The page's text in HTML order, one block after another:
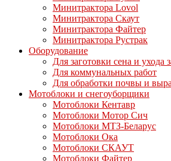
Минитрактора Lovol
Минитрактора Скаут
Минитрактора Файтер
Минитрактора Рустрак
Оборудование
Для заготовки сена и ухода
Для коммунальных работ
Для обработки почвы и
Мотоблоки и снегоуборщики
Мотоблоки Кентавр
Мотоблоки Мотор Сич
Мотоблоки МТЗ-Беларус
Мотоблоки Ока
Мотоблоки СКАУТ
Мотоблоки Файтер